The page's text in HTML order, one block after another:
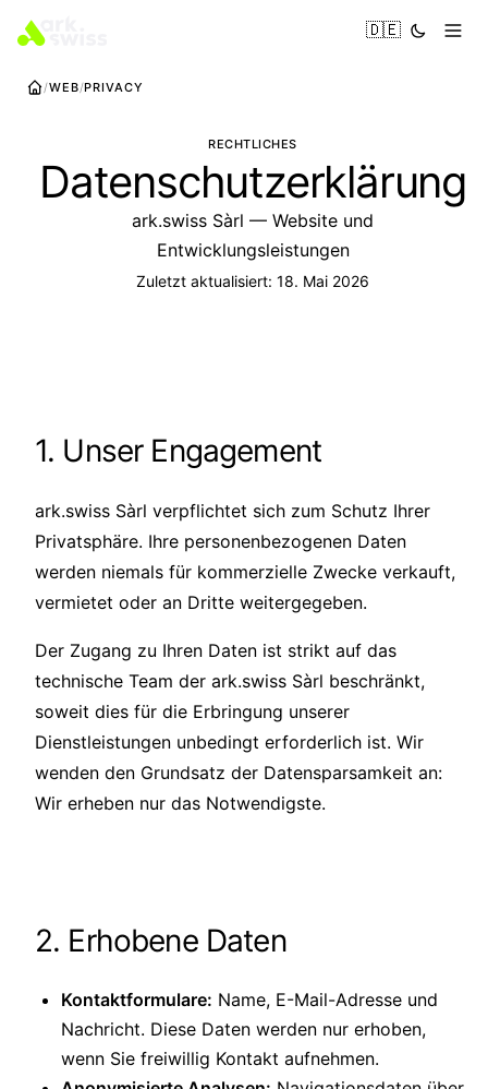
🇩🇪
RECHTLICHES
Datenschutzerklärung
ark.swiss Sàrl — Website und
Entwicklungsleistungen
Zuletzt aktualisiert: 18. Mai 2026
1. Unser Engagement
ark.swiss Sàrl verpflichtet sich zum Schutz Ihrer
Privatsphäre. Ihre personenbezogenen Daten
werden niemals für kommerzielle Zwecke verkauft,
vermietet oder an Dritte weitergegeben.
Der Zugang zu Ihren Daten ist strikt auf das
technische Team der ark.swiss Sàrl beschränkt,
soweit dies für die Erbringung unserer
Dienstleistungen unbedingt erforderlich ist. Wir
wenden den Grundsatz der Datensparsamkeit an:
Wir erheben nur das Notwendigste.
2. Erhobene Daten
Kontaktformulare: Name, E-Mail-Adresse und
Nachricht. Diese Daten werden nur erhoben,
wenn Sie freiwillig Kontakt aufnehmen.
WEB PRIVACY